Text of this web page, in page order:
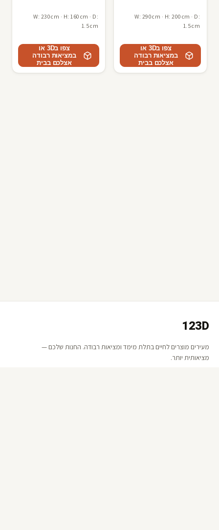
W: 290cm · H: 200cm · D:
1.5cm
צפו ב3D או
במציאות רבודה
אצלכם בבית
W: 230cm · H: 160cm · D:
1.5cm
צפו ב3D או
במציאות רבודה
אצלכם בבית
123D
מעירים מוצרים לחיים בתלת מימד ומציאות רבודה. החנות שלכם —
מציאותית יותר.